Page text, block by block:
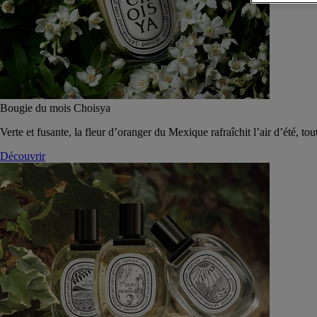
Bougie du mois Choisya
Verte et fusante, la fleur d’oranger du Mexique rafraîchit l’air d’été,
Découvrir